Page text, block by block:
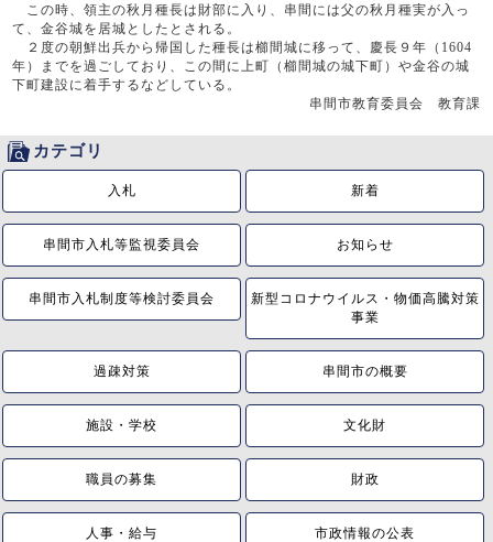
この時、領主の秋月種長は財部に入り、串間には父の秋月種実が入っ
て、金谷城を居城としたとされる。
２度の朝鮮出兵から帰国した種長は櫛間城に移って、慶長９年（1604
年）までを過ごしており、この間に上町（櫛間城の城下町）や金谷の城
下町建設に着手するなどしている。
串間市教育委員会 教育課
カテゴリ
入札 新着
串間市入札等監視委員会 お知らせ
串間市入札制度等検討委員会
新型コロナウイルス・物価高騰対策
事業
過疎対策 串間市の概要
施設・学校 文化財
職員の募集 財政
人事・給与 市政情報の公表